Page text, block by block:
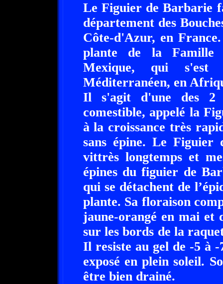
Le Figuier de Barbarie
département des
Côte-d'Azur, en
plante de la Famille
Mexique, qui s'est
Méditerranéen, en
Il s'agit d'une des 2
comestible, appelé la
à la croissance très
sans épine. Le
vittrès longtemps et
épines du figuier de
qui se détachent de
plante. Sa floraison
jaune-orangé en mai et
sur les bords de la
Il resiste au gel de -5 à
exposé en plein soleil.
être bien drainé.